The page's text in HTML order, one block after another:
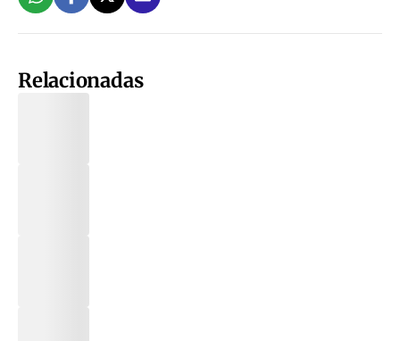
Relacionadas